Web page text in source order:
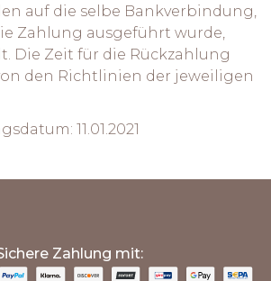
auf die selbe Bankverbindung,
Zahlung ausgeführt wurde,
Die Zeit für die Rückzahlung
den Richtlinien der jeweiligen
11.01.2021
Zahlung mit: